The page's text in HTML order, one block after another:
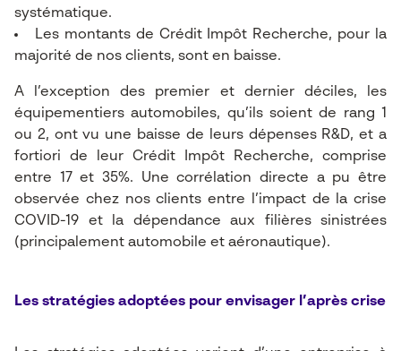
systématique.
Les montants de Crédit Impôt Recherche, pour la
majorité de nos clients, sont en baisse.
A l’exception des premier et dernier déciles, les
équipementiers automobiles, qu’ils soient de rang 1
ou 2, ont vu une baisse de leurs dépenses R&D, et a
fortiori de leur Crédit Impôt Recherche, comprise
entre 17 et 35%. Une corrélation directe a pu être
observée chez nos clients entre l’impact de la crise
COVID-19 et la dépendance aux filières sinistrées
(principalement automobile et aéronautique).
Les stratégies adoptées pour envisager l’après crise